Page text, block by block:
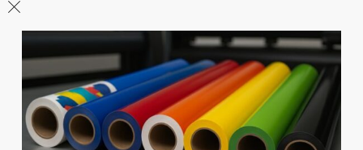
León
Sucursal
Av del Astillero 129 Centro bodeguero Las Trojes León,